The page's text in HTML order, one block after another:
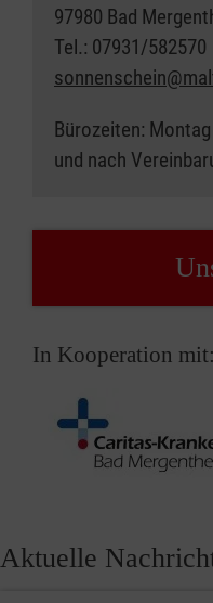
97980 Bad
Tel.: 07931/582570
Bürozeiten:
und nach
In Kooperation mit:
Aktuelle